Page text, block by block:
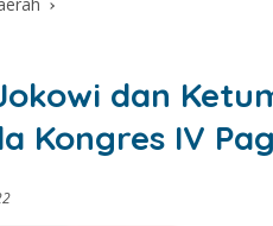
dan
Kongres IV